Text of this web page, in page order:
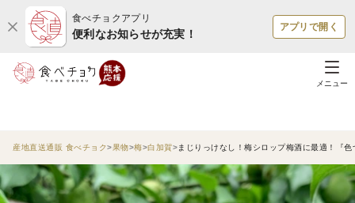
食べチョクアプリ
便利なお知らせが充実！
アプリで開く
メニュー
産地直送通販 食べチョク 果物 梅 白加賀 まじりっけなし！梅シロップ梅酒に最適！『